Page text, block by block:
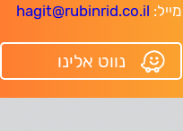
מייל: hagit@rubinrid.co.il
נווט אלינו